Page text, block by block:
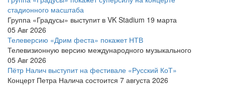
стадионного масштаба
Группа «Градусы» выступит в VK Stadium 19 марта
05 Авг 2026
Телеверсию «Дрим феста» покажет НТВ
Телевизионную версию международного музыкального
05 Авг 2026
Пётр Налич выступит на фестивале «Русский КоТ»
Концерт Петра Налича состоится 7 августа 2026